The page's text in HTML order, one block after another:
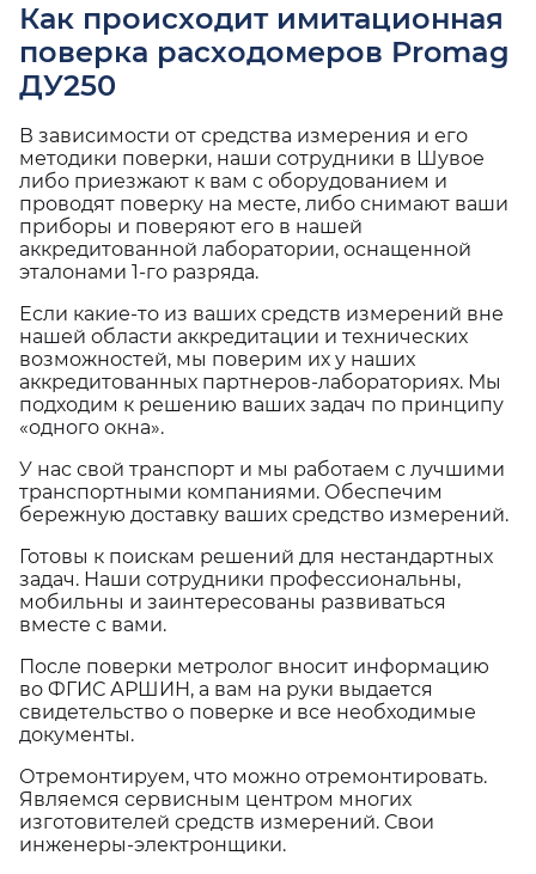
Как происходит имитационная
поверка расходомеров Promag
ДУ250
В зависимости от средства измерения и его
методики поверки, наши сотрудники в Шувое
либо приезжают к вам с оборудованием и
проводят поверку на месте, либо снимают ваши
приборы и поверяют его в нашей
аккредитованной лаборатории, оснащенной
эталонами 1-го разряда.
Если какие-то из ваших средств измерений вне
нашей области аккредитации и технических
возможностей, мы поверим их у наших
аккредитованных партнеров-лабораториях. Мы
подходим к решению ваших задач по принципу
«одного окна».
У нас свой транспорт и мы работаем с лучшими
транспортными компаниями. Обеспечим
бережную доставку ваших средство измерений.
Готовы к поискам решений для нестандартных
задач. Наши сотрудники профессиональны,
мобильны и заинтересованы развиваться
вместе с вами.
После поверки метролог вносит информацию
во ФГИС АРШИН, а вам на руки выдается
свидетельство о поверке и все необходимые
документы.
Отремонтируем, что можно отремонтировать.
Являемся сервисным центром многих
изготовителей средств измерений. Свои
инженеры-электронщики.